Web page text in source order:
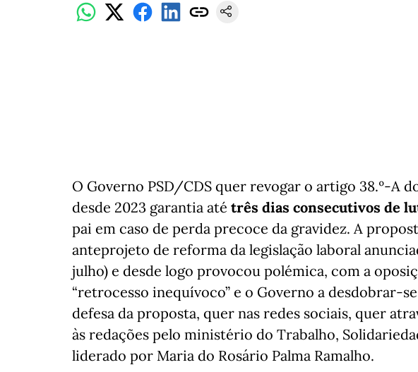
O Governo PSD/CDS quer revogar o artigo 38.º-A
desde 2023 garantia até três dias consecutivos de
pai em caso de perda precoce da gravidez. A
anteprojeto de reforma da legislação laboral
julho) e desde logo provocou polémica, com a
“retrocesso inequívoco” e o Governo a desdobrar-
defesa da proposta, quer nas redes sociais, quer
às redações pelo ministério do Trabalho,
liderado por Maria do Rosário Palma Ramalho.